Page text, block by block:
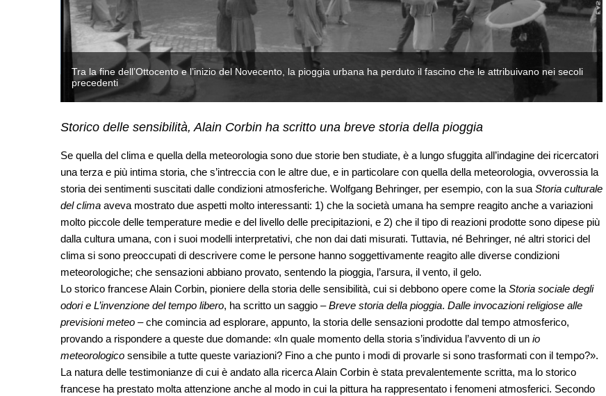
Storico delle sensibilità, Alain Corbin ha scritto una breve storia della pioggia
Se quella del clima e quella della meteorologia sono due storie ben studiate, è a lungo sfuggita all’indagine dei ricercatori
una terza e più intima storia, che s’intreccia con le altre due, e in particolare con quella della meteorologia, ovverossia la
storia dei sentimenti suscitati dalle condizioni atmosferiche. Wolfgang Behringer, per esempio, con la sua Storia culturale
del clima aveva mostrato due aspetti molto interessanti: 1) che la società umana ha sempre reagito anche a variazioni
molto piccole delle temperature medie e del livello delle precipitazioni, e 2) che il tipo di reazioni prodotte sono dipese più
dalla cultura umana, con i suoi modelli interpretativi, che non dai dati misurati. Tuttavia, né Behringer, né altri storici del
clima si sono preoccupati di descrivere come le persone hanno soggettivamente reagito alle diverse condizioni
meteorologiche; che sensazioni abbiano provato, sentendo la pioggia, l’arsura, il vento, il gelo.
Lo storico francese Alain Corbin, pioniere della storia delle sensibilità, cui si debbono opere come la Storia sociale degli
odori e L’invenzione del tempo libero, ha scritto un saggio –Breve storia della pioggia. Dalle invocazioni religiose alle
previsioni meteo – che comincia ad esplorare, appunto, la storia delle sensazioni prodotte dal tempo atmosferico,
provando a rispondere a queste due domande: «In quale momento della storia s’individua l’avvento di un io
meteorologico sensibile a tutte queste variazioni? Fino a che punto i modi di provarle si sono trasformati con il tempo?».
La natura delle testimonianze di cui è andato alla ricerca Alain Corbin è stata prevalentemente scritta, ma lo storico
francese ha prestato molta attenzione anche al modo in cui la pittura ha rappresentato i fenomeni atmosferici. Secondo